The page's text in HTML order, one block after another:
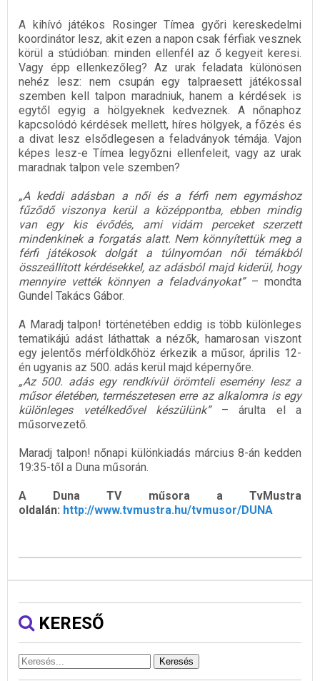
A kihívó játékos Rosinger Tímea győri kereskedelmi
koordinátor lesz, akit ezen a napon csak férfiak vesznek
körül a stúdióban: minden ellenfél az ő kegyeit keresi.
Vagy épp ellenkezőleg? Az urak feladata különösen
nehéz lesz: nem csupán egy talpraesett játékossal
szemben kell talpon maradniuk, hanem a kérdések is
egytől egyig a hölgyeknek kedveznek. A nőnaphoz
kapcsolódó kérdések mellett, híres hölgyek, a főzés és
a divat lesz elsődlegesen a feladványok témája. Vajon
képes lesz-e Tímea legyőzni ellenfeleit, vagy az urak
maradnak talpon vele szemben?
„A keddi adásban a női és a férfi nem egymáshoz
fűződő viszonya kerül a középpontba, ebben mindig
van egy kis évődés, ami vidám perceket szerzett
mindenkinek a forgatás alatt. Nem könnyítettük meg a
férfi játékosok dolgát a túlnyomóan női témákból
összeállított kérdésekkel, az adásból majd kiderül, hogy
mennyire vették könnyen a feladványokat”– mondta
Gundel Takács Gábor.
A Maradj talpon! történetében eddig is több különleges
tematikájú adást láthattak a nézők, hamarosan viszont
egy jelentős mérföldkőhöz érkezik a műsor, április 12-
én ugyanis az 500. adás kerül majd képernyőre.
„Az 500. adás egy rendkívül örömteli esemény lesz a
műsor életében, természetesen erre az alkalomra is egy
különleges vetélkedővel készülünk”– árulta el a
műsorvezető.
Maradj talpon! nőnapi különkiadás március 8-án kedden
19:35-től a Duna műsorán.
A Duna TV műsora a TvMustra
oldalán: http://www.tvmustra.hu/tvmusor/DUNA
KERESŐ
Keresés